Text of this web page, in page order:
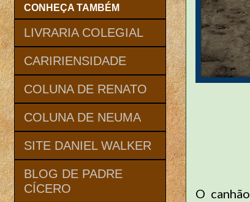
O
CONHEÇA TAMBÉM
LIVRARIA COLEGIAL
CARIRIENSIDADE
COLUNA DE RENATO
COLUNA DE NEUMA
SITE DANIEL WALKER
BLOG DE PADRE
CÍCERO